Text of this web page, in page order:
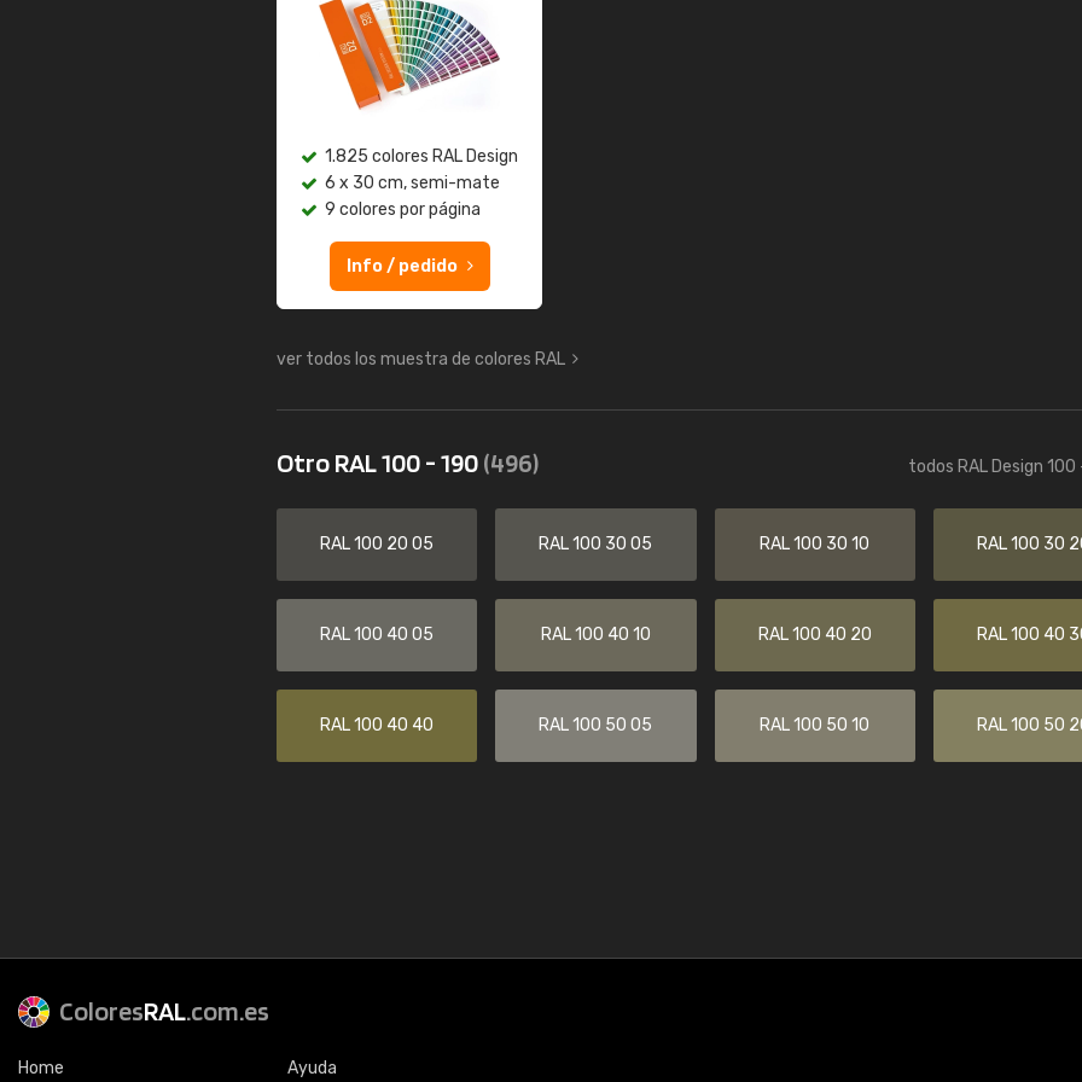
1.825 colores RAL Design
6 x 30 cm, semi-mate
9 colores por página
Info / pedido
ver todos los muestra de colores RAL
Otro RAL 100 - 190(496) todos RAL Design 100
RAL 100 20 05 RAL 100 30 05 RAL 100 30 10 RAL 100 30
RAL 100 40 05 RAL 100 40 10 RAL 100 40 20 RAL 100 40
RAL 100 40 40 RAL 100 50 05 RAL 100 50 10 RAL 100 50
ColoresRAL.com.es
Home Ayuda